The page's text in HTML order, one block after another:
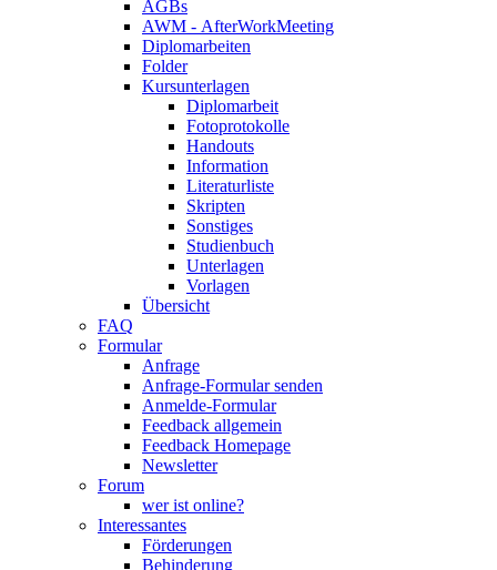
AGBs
AWM - AfterWorkMeeting
Diplomarbeiten
Folder
Kursunterlagen
Diplomarbeit
Fotoprotokolle
Handouts
Information
Literaturliste
Skripten
Sonstiges
Studienbuch
Unterlagen
Vorlagen
Übersicht
FAQ
Formular
Anfrage
Anfrage-Formular senden
Anmelde-Formular
Feedback allgemein
Feedback Homepage
Newsletter
Forum
wer ist online?
Interessantes
Förderungen
Behinderung